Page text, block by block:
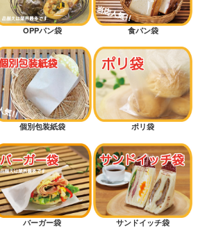
OPPパン袋 食パン袋
個別包装紙袋 ポリ袋
バーガー袋 サンドイッチ袋